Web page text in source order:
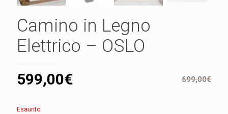
Camino in Legno
Elettrico – OSLO
699,00€
599,00€
Esaurito